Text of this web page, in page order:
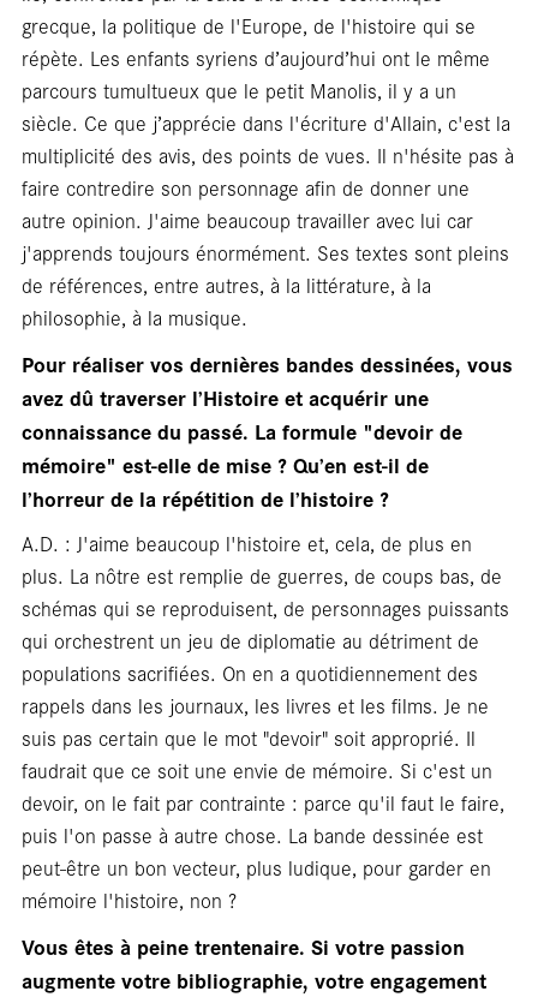
grecque, la politique de l'Europe, de l'histoire qui se
répète. Les enfants syriens d’aujourd’hui ont le même
parcours tumultueux que le petit Manolis, il y a un
siècle. Ce que j’apprécie dans l'écriture d'Allain, c'est la
multiplicité des avis, des points de vues. Il n'hésite pas à
faire contredire son personnage afin de donner une
autre opinion. J'aime beaucoup travailler avec lui car
j'apprends toujours énormément. Ses textes sont pleins
de références, entre autres, à la littérature, à la
philosophie, à la musique.
Pour réaliser vos dernières bandes dessinées, vous
avez dû traverser l’Histoire et acquérir une
connaissance du passé. La formule "devoir de
mémoire" est‑elle de mise ? Qu’en est-il de
l’horreur de la répétition de l’histoire ?
A.D. : J'aime beaucoup l'histoire et, cela, de plus en
plus. La nôtre est remplie de guerres, de coups bas, de
schémas qui se reproduisent, de personnages puissants
qui orchestrent un jeu de diplomatie au détriment de
populations sacrifiées. On en a quotidiennement des
rappels dans les journaux, les livres et les films. Je ne
suis pas certain que le mot "devoir" soit approprié. Il
faudrait que ce soit une envie de mémoire. Si c'est un
devoir, on le fait par contrainte : parce qu'il faut le faire,
puis l'on passe à autre chose. La bande dessinée est
peut-être un bon vecteur, plus ludique, pour garder en
mémoire l'histoire, non ?
Vous êtes à peine trentenaire. Si votre passion
augmente votre bibliographie, votre engagement